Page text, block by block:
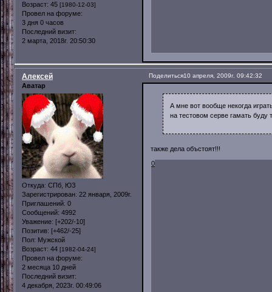
Возраст: 45 [1980-12-03]
Провел на форуме:
3 дня 0 часов
Последний визит:
2 марта, 2018г. 20:50:30
Поделиться10 апреля, 2009г. 09:42:32
Алексей
Аватар
Откуда: СПб, ЮЗ
Зарегистрирован: 22 января, 2009г.
Приглашений: 0
Сообщений: 4992
Уважение: [+202/-10]
Позитив: [+462/-25]
Пол: Мужской
Возраст: 44 [1982-04-24]
Провел на форуме:
2 месяца 10 дней
Последний визит:
4 декабря, 2023г. 00:49:06
А мне вот вообще некогда
на тестовом серве гамать
также дела объстоят!!!
0